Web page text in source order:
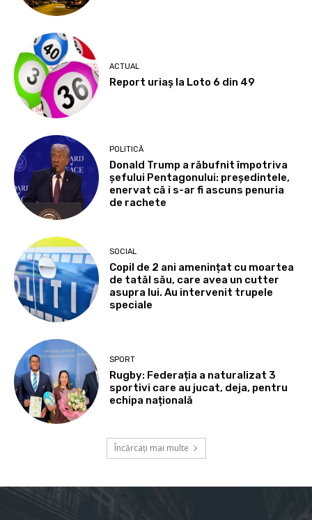
ACTUAL
Report uriaș la Loto 6 din 49
POLITICĂ
Donald Trump a răbufnit împotriva
șefului Pentagonului: președintele,
enervat că i s-ar fi ascuns penuria
de rachete
SOCIAL
Copil de 2 ani amenințat cu moartea
de tatăl său, care avea un cutter
asupra lui. Au intervenit trupele
speciale
SPORT
Rugby: Federația a naturalizat 3
sportivi care au jucat, deja, pentru
echipa națională
Încărcați mai multe